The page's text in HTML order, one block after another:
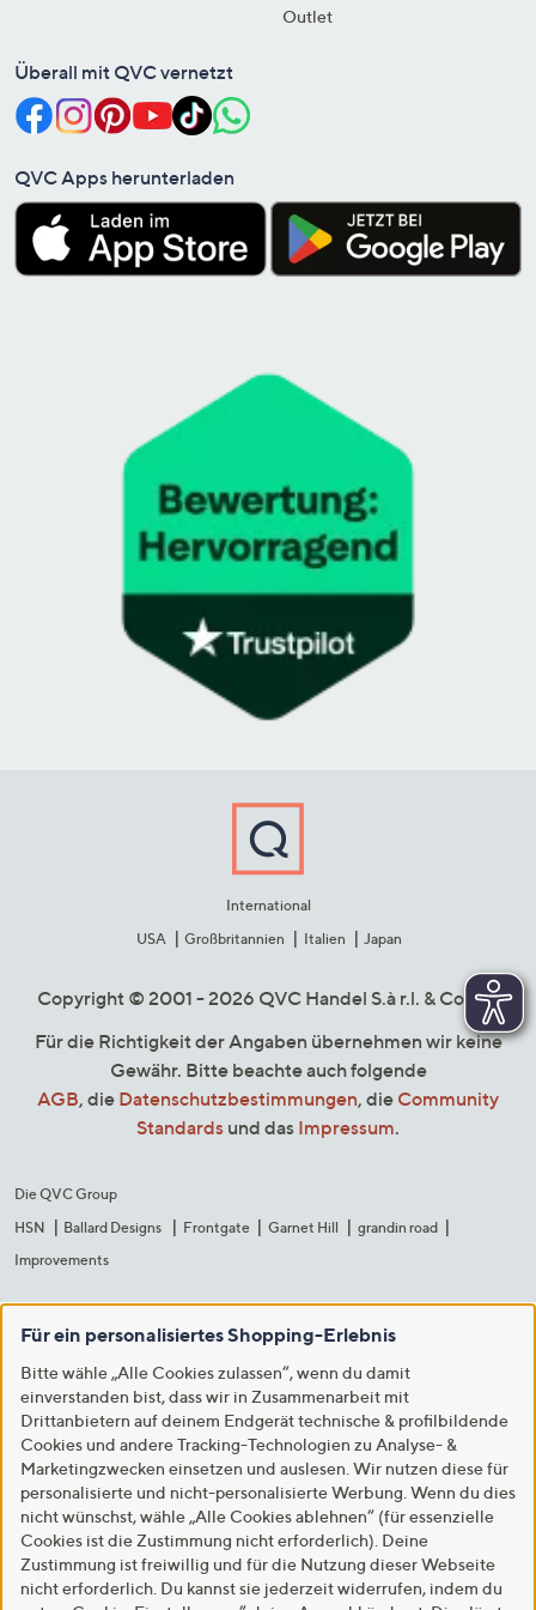
Outlet
Überall mit QVC vernetzt
QVC Apps herunterladen
International
USA
Großbritannien Italien Japan
Copyright © 2001 - 2026 QVC Handel S.à r.l. & Co. KG
Für die Richtigkeit der Angaben übernehmen wir keine
Gewähr. Bitte beachte auch folgende
AGB, die Datenschutzbestimmungen, die Community
Standards und das Impressum.
Die QVC Group
HSN
Ballard Designs Frontgate Garnet Hill
grandin road
Improvements
Für ein personalisiertes Shopping-Erlebnis
Bitte wähle „Alle Cookies zulassen“, wenn du damit
einverstanden bist, dass wir in Zusammenarbeit mit
Drittanbietern auf deinem Endgerät technische & profilbildende
Cookies und andere Tracking-Technologien zu Analyse- &
Marketingzwecken einsetzen und auslesen. Wir nutzen diese für
personalisierte und nicht-personalisierte Werbung. Wenn du dies
nicht wünschst, wähle „Alle Cookies ablehnen“ (für essenzielle
Cookies ist die Zustimmung nicht erforderlich). Deine
Zustimmung ist freiwillig und für die Nutzung dieser Webseite
nicht erforderlich. Du kannst sie jederzeit widerrufen, indem du